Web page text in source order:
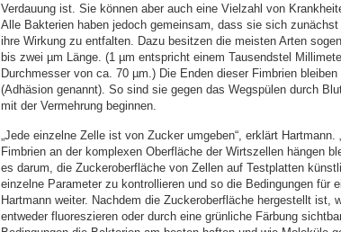
Verdauung ist. Sie können aber auch eine Vielzahl von
Alle Bakterien haben jedoch gemeinsam, dass sie sich
ihre Wirkung zu entfalten. Dazu besitzen die meisten Arten
bis zwei µm Länge. (1 µm entspricht einem Tausendstel
Durchmesser von ca. 70 µm.) Die Enden dieser Fimbrien
(Adhäsion genannt). So sind sie gegen das Wegspülen durch
mit der Vermehrung beginnen.
„Jede einzelne Zelle ist von Zucker umgeben“, erklärt
Fimbrien an der komplexen Oberfläche der Wirtszellen hängen
es darum, die Zuckeroberfläche von Zellen auf Testplatten
einzelne Parameter zu kontrollieren und so die Bedingungen für
Hartmann weiter. Nachdem die Zuckeroberfläche hergestellt ist,
entweder fluoreszieren oder durch eine grünliche Färbung